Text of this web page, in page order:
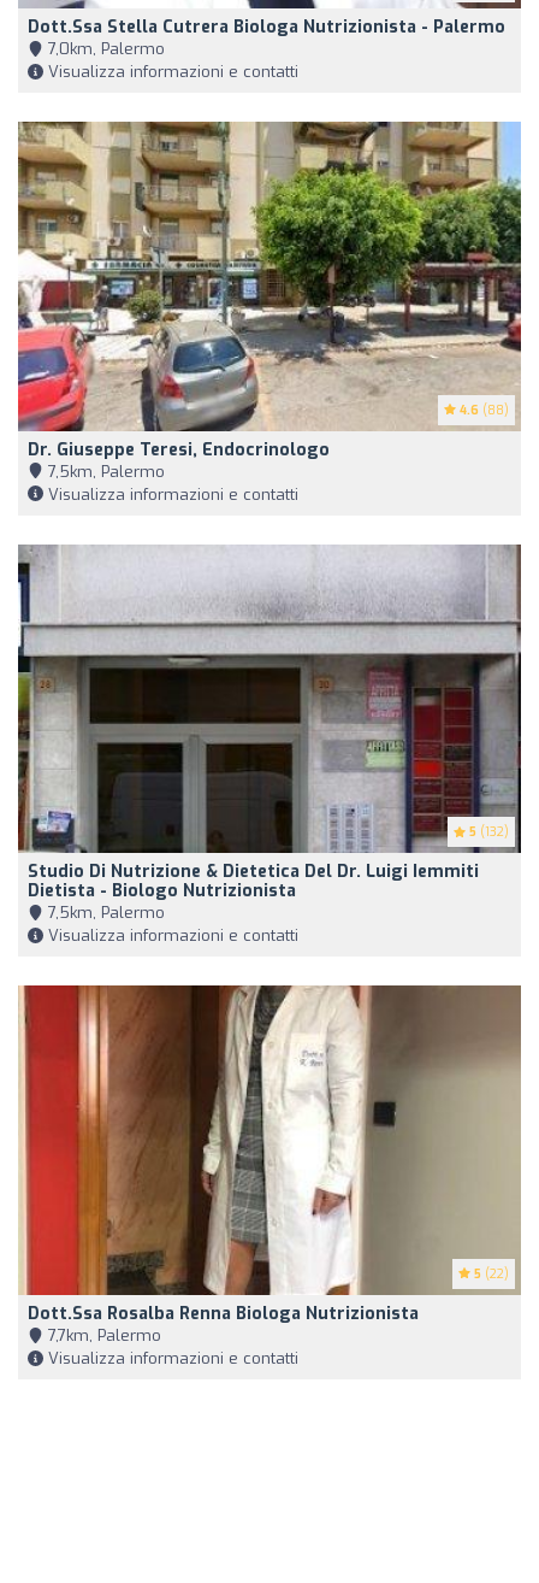
Dott.ssa Stella Cutrera Biologa Nutrizionista - Palermo
7,0km, Palermo
Visualizza informazioni e contatti
4.6 (88)
Dr. Giuseppe Teresi, Endocrinologo
7,5km, Palermo
Visualizza informazioni e contatti
5 (132)
Studio Di Nutrizione & Dietetica Del Dr. Luigi Iemmiti
Dietista - Biologo Nutrizionista
7,5km, Palermo
Visualizza informazioni e contatti
5 (22)
Dott.ssa Rosalba Renna Biologa Nutrizionista
7,7km, Palermo
Visualizza informazioni e contatti